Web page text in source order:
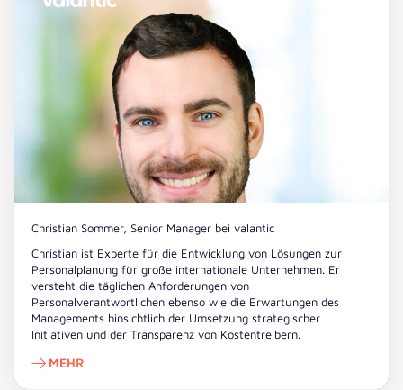
Christian Sommer, Senior Manager bei valantic
Christian ist Experte für die Entwicklung von Lösungen zur
Personalplanung für große internationale Unternehmen. Er
versteht die täglichen Anforderungen von
Personalverantwortlichen ebenso wie die Erwartungen des
Managements hinsichtlich der Umsetzung strategischer
Initiativen und der Transparenz von Kostentreibern.
MEHR